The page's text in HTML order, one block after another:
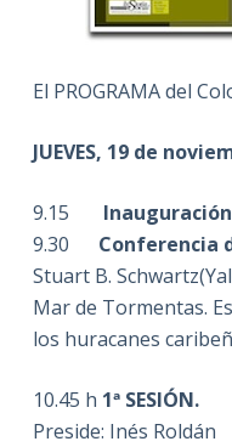
El PROGRAMA del
JUEVES, 19 de
9.15
9.30 Conferencia
Stuart B.
Mar de Tormentas.
los huracanes
10.45 h 1ª SESIÓN.
Preside: Inés Roldán